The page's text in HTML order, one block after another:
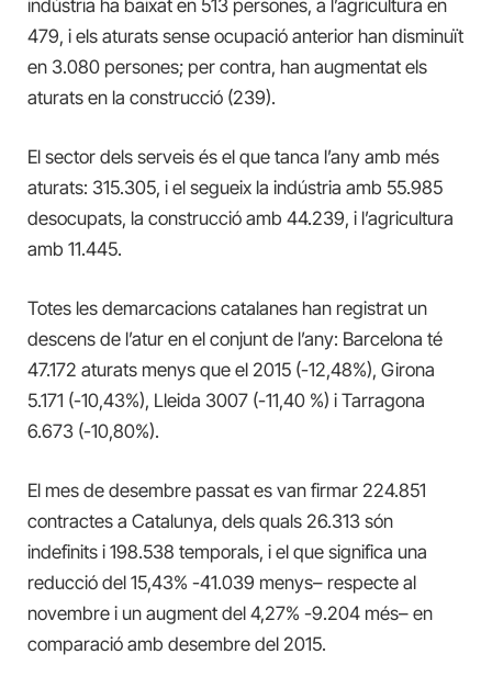
indústria ha baixat en 513 persones, a l’agricultura en
479, i els aturats sense ocupació anterior han disminuït
en 3.080 persones; per contra, han augmentat els
aturats en la construcció (239).
El sector dels serveis és el que tanca l’any amb més
aturats: 315.305, i el segueix la indústria amb 55.985
desocupats, la construcció amb 44.239, i l’agricultura
amb 11.445.
Totes les demarcacions catalanes han registrat un
descens de l’atur en el conjunt de l’any: Barcelona té
47.172 aturats menys que el 2015 (-12,48%), Girona
5.171 (-10,43%), Lleida 3007 (-11,40 %) i Tarragona
6.673 (-10,80%).
El mes de desembre passat es van firmar 224.851
contractes a Catalunya, dels quals 26.313 són
indefinits i 198.538 temporals, i el que significa una
reducció del 15,43% -41.039 menys– respecte al
novembre i un augment del 4,27% -9.204 més– en
comparació amb desembre del 2015.